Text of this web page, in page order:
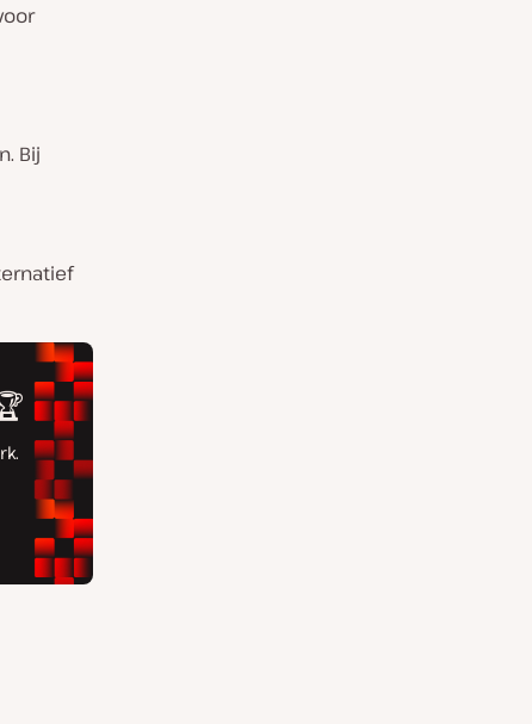
Bij